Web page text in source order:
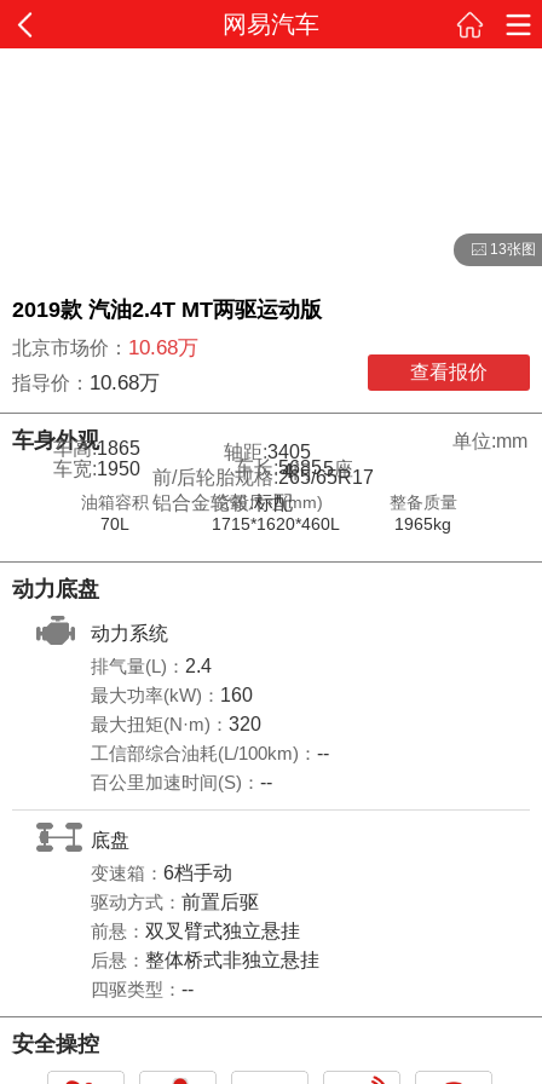
网易汽车
13张图
2019款 汽油2.4T MT两驱运动版
北京市场价： 10.68万
指导价： 10.68万 查看报价
车身外观
单位:mm
车长:5685
车宽:1950 5座
4门
车高:1865 轴距:3405
前/后轮胎规格:265/65R17
铝合金轮毂:标配
油箱容积
70L
货箱尺寸(mm)
1715*1620*460L
整备质量
1965kg
动力底盘
动力系统
排气量(L)： 2.4
最大功率(kW)： 160
最大扭矩(N·m)： 320
工信部综合油耗(L/100km)： --
百公里加速时间(S)： --
底盘
变速箱： 6档手动
驱动方式： 前置后驱
前悬： 双叉臂式独立悬挂
后悬： 整体桥式非独立悬挂
四驱类型： --
安全操控